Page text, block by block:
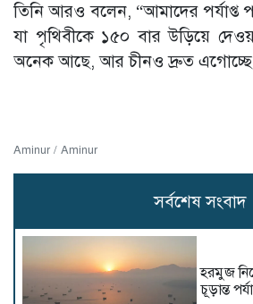
তিনি আরও বলেন, “আমাদের পর্যাপ্ত
যা পৃথিবীকে ১৫০ বার উড়িয়ে
অনেক আছে, আর চীনও দ্রুত
Aminur / Aminur
সর্বশেষ সংবাদ
হরমুজ
চূড়ান্ত